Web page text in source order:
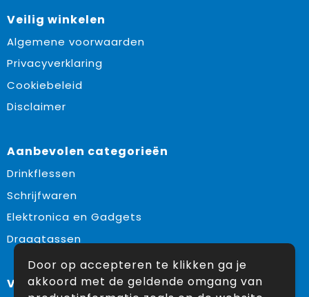
Veilig winkelen
Algemene voorwaarden
Privacyverklaring
Cookiebeleid
Disclaimer
Aanbevolen categorieën
Drinkflessen
Schrijfwaren
Elektronica en Gadgets
Draagtassen
Volg ons op:
Door op accepteren te klikken ga je
akkoord met de geldende omgang van